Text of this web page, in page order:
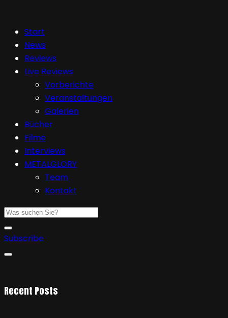
Start
News
Reviews
Live Reviews
Vorberichte
Veranstaltungen
Galerien
Bücher
Filme
Interviews
METALGLORY
Team
Kontakt
Subscribe
Recent Posts